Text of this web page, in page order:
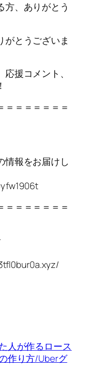
方、ありがとう
がとうございま
援コメント、
＝＝＝＝＝＝＝
情報をお届けし
＝＝＝＝＝＝＝
人が作るロース
作り方/Uberグ